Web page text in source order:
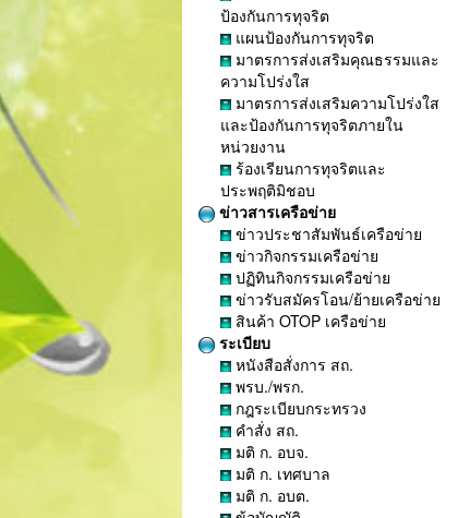
ป้องกันการทุจริต
แผนป้องกันการทุจริต
มาตรการส่งเสริมคุณธรรมและ
ความโปร่งใส
มาตรการส่งเสริมความโปร่งใส
และป้องกันการทุจริตภายใน
หน่วยงาน
ร้องเรียนการทุจริตและ
ประพฤติมิชอบ
ข่าวสารเครือข่าย
ข่าวประชาสัมพันธ์เครือข่าย
ข่าวกิจกรรมเครือข่าย
ปฏิทินกิจกรรมเครือข่าย
ข่าวรับสมัครโอน/ย้ายเครือข่าย
สินค้า OTOP เครือข่าย
ระเบียบ
หนังสือสั่งการ สถ.
พรบ./พรก.
กฎระเบียบกระทรวง
คำสั่ง สถ.
มติ ก. อบจ.
มติ ก. เทศบาล
มติ ก. อบต.